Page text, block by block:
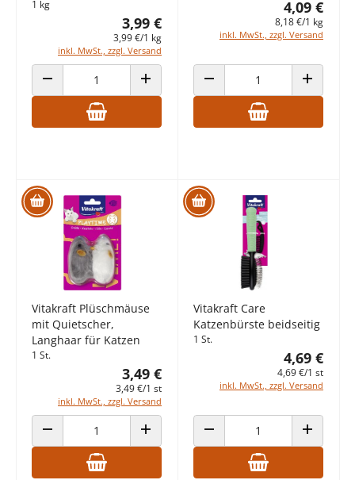
1 kg
3,99 €
3,99 €/1 kg
inkl. MwSt., zzgl. Versand
ANZAHL VERRINGERN ANZAHL ERHÖHEN
4,09 €
8,18 €/1 kg
inkl. MwSt., zzgl. Versand
ANZAHL VERRINGERN ANZAHL
Vitakraft Plüschmäuse
mit Quietscher,
Langhaar für Katzen
1 St.
3,49 €
3,49 €/1 st
inkl. MwSt., zzgl. Versand
ANZAHL VERRINGERN ANZAHL ERHÖHEN
Vitakraft Care
Katzenbürste beidseitig
1 St.
4,69 €
4,69 €/1 st
inkl. MwSt., zzgl. Versand
ANZAHL VERRINGERN ANZAHL